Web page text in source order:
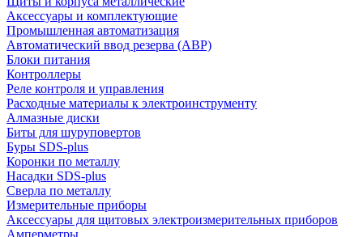
Аксессуары и комплектующие
Промышленная автоматизация
Автоматический ввод резерва (АВР)
Блоки питания
Контроллеры
Реле контроля и управления
Расходные материалы к электроинструменту
Алмазные диски
Биты для шуруповертов
Буры SDS-plus
Коронки по металлу
Насадки SDS-plus
Сверла по металлу
Измерительные приборы
Аксессуары для щитовых электроизмерительных приборов
Амперметры